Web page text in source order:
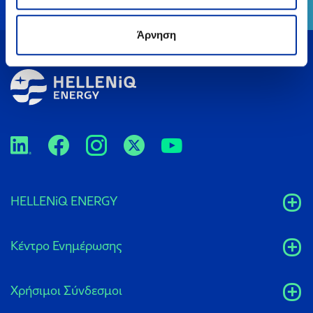
Άρνηση
HELLENiQ ENERGY
Κέντρο Ενημέρωσης
Xρήσιμοι Σύνδεσμοι